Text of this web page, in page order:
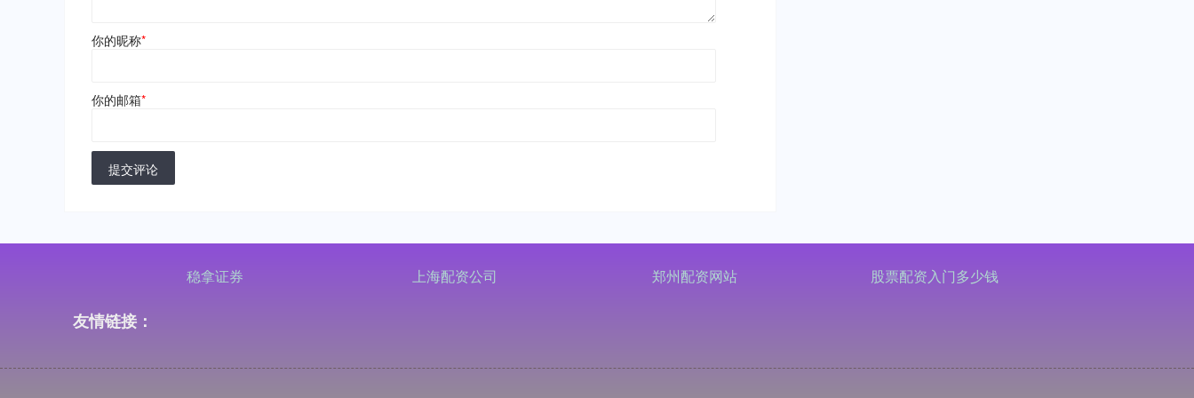
你的昵称*
你的邮箱*
提交评论
稳拿证券 上海配资公司 郑州配资网站 股票配资入门多少钱
友情链接：